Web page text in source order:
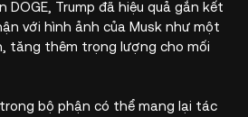
Trump đã hiệu quả gắn kết
với hình ảnh của Musk như một
tăng thêm trọng lượng cho mối
bộ phận có thể mang lại tác